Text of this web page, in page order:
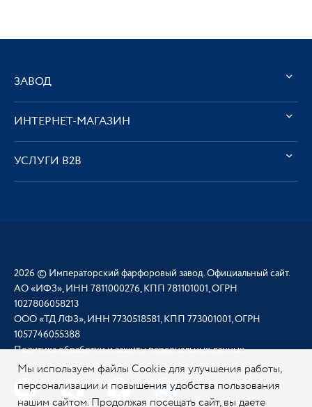
ЗАВОД
ИНТЕРНЕТ-МАГАЗИН
УСЛУГИ В2В
2026 © Императорский фарфоровый завод. Официальный сайт.
АО «ИФЗ», ИНН 7811000276, КПП 781101001, ОГРН
1027806058213
ООО «ТД ЛФЗ», ИНН 7730518581, КПП 773001001, ОГРН
1057746055388
Политика обработки и защиты персональных данных
Мы используем файлы Cookie для улучшения работы,
персонализации и повышения удобства пользования
нашим сайтом. Продолжая посещать сайт, вы даете